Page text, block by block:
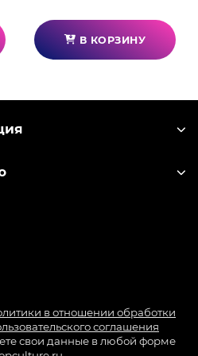
В КОРЗИНУ
в отношении обработки
соглашения
свои данные в любой форме